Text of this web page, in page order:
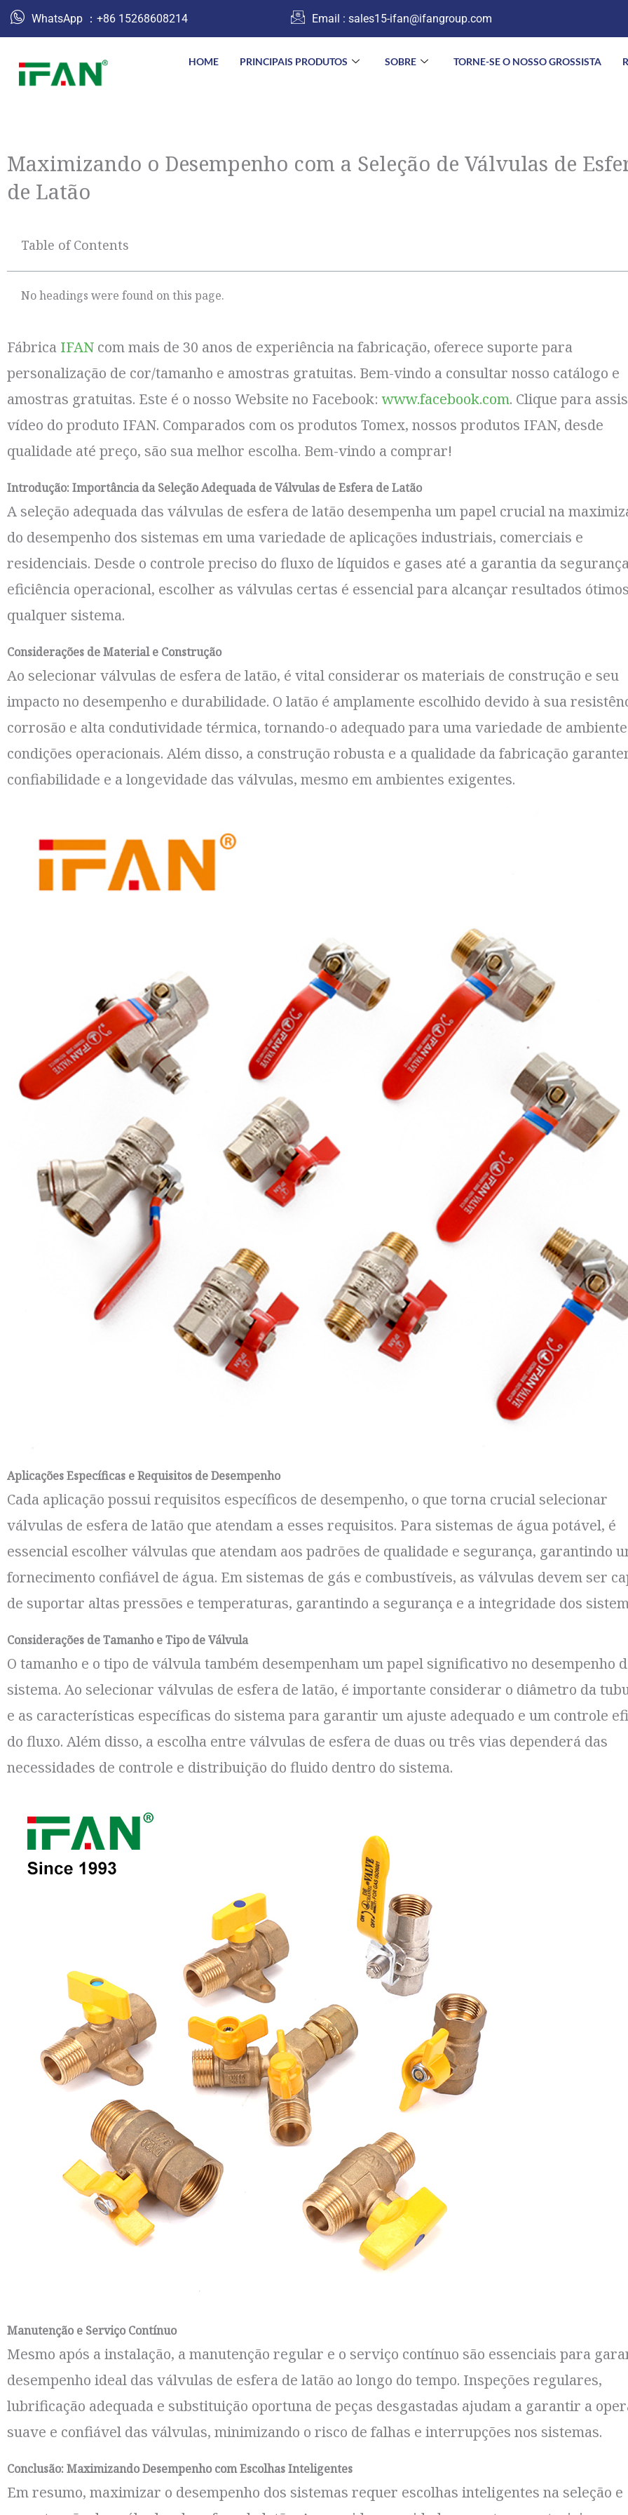
WhatsApp ：+86 15268608214 Email : sales15-ifan@ifangroup.com
HOME PRINCIPAIS PRODUTOS SOBRE TORNE-SE O NOSSO GROSSISTA
Maximizando o Desempenho com a Seleção de Válvulas de
de Latão
Table of Contents
No headings were found on this page.
Fábrica IFAN com mais de 30 anos de experiência na fabricação, oferece suporte para
personalização de cor/tamanho e amostras gratuitas. Bem-vindo a consultar nosso catálogo e
amostras gratuitas. Este é o nosso Website no Facebook:www.facebook.com. Clique para
vídeo do produto IFAN. Comparados com os produtos Tomex, nossos produtos IFAN, desde
qualidade até preço, são sua melhor escolha. Bem-vindo a comprar!
Introdução: Importância da Seleção Adequada de Válvulas de Esfera de Latão
A seleção adequada das válvulas de esfera de latão desempenha um papel crucial na
do desempenho dos sistemas em uma variedade de aplicações industriais, comerciais e
residenciais. Desde o controle preciso do fluxo de líquidos e gases até a garantia da
eficiência operacional, escolher as válvulas certas é essencial para alcançar resultados
qualquer sistema.
Considerações de Material e Construção
Ao selecionar válvulas de esfera de latão, é vital considerar os materiais de construção e seu
impacto no desempenho e durabilidade. O latão é amplamente escolhido devido à sua
corrosão e alta condutividade térmica, tornando-o adequado para uma variedade de
condições operacionais. Além disso, a construção robusta e a qualidade da fabricação
confiabilidade e a longevidade das válvulas, mesmo em ambientes exigentes.
Aplicações Específicas e Requisitos de Desempenho
Cada aplicação possui requisitos específicos de desempenho, o que torna crucial selecionar
válvulas de esfera de latão que atendam a esses requisitos. Para sistemas de água potável, é
essencial escolher válvulas que atendam aos padrões de qualidade e segurança, garantindo
fornecimento confiável de água. Em sistemas de gás e combustíveis, as válvulas devem ser
de suportar altas pressões e temperaturas, garantindo a segurança e a integridade dos
Considerações de Tamanho e Tipo de Válvula
O tamanho e o tipo de válvula também desempenham um papel significativo no desempenho
sistema. Ao selecionar válvulas de esfera de latão, é importante considerar o diâmetro da
e as características específicas do sistema para garantir um ajuste adequado e um controle
do fluxo. Além disso, a escolha entre válvulas de esfera de duas ou três vias dependerá das
necessidades de controle e distribuição do fluido dentro do sistema.
Manutenção e Serviço Contínuo
Mesmo após a instalação, a manutenção regular e o serviço contínuo são essenciais para
desempenho ideal das válvulas de esfera de latão ao longo do tempo. Inspeções regulares,
lubrificação adequada e substituição oportuna de peças desgastadas ajudam a garantir a
suave e confiável das válvulas, minimizando o risco de falhas e interrupções nos sistemas.
Conclusão: Maximizando Desempenho com Escolhas Inteligentes
Em resumo, maximizar o desempenho dos sistemas requer escolhas inteligentes na seleção e